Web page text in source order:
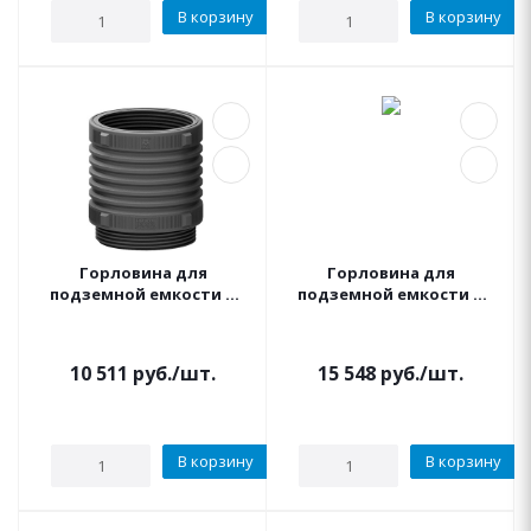
В корзину В корзину
Горловина для
подземной емкости д
10 511 руб./шт.
В корзину
Горловина для
подземной емкости д
15 548 руб./шт.
В корзину